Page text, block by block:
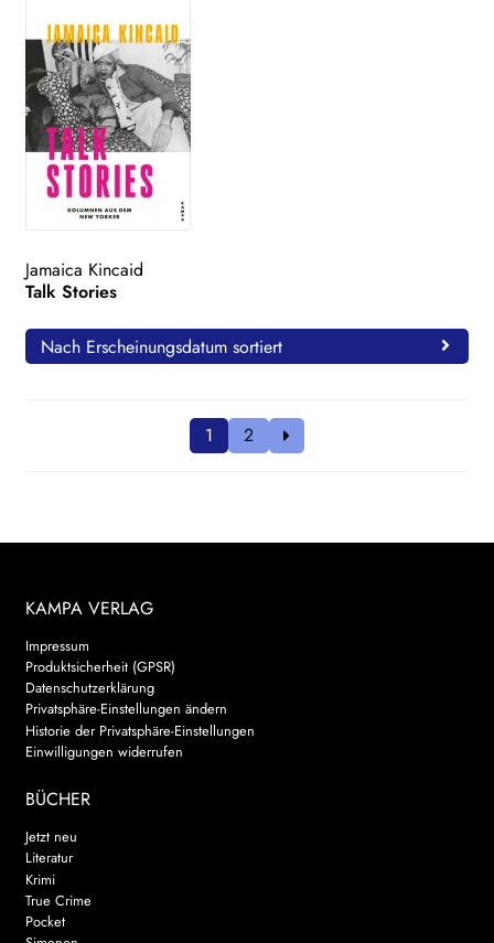
Jamaica Kincaid
Talk Stories
Nach Erscheinungsdatum sortiert
1 2
KAMPA VERLAG
Impressum
Produktsicherheit (GPSR)
Datenschutzerklärung
Privatsphäre-Einstellungen ändern
Historie der Privatsphäre-Einstellungen
Einwilligungen widerrufen
BÜCHER
Jetzt neu
Literatur
Krimi
True Crime
Pocket